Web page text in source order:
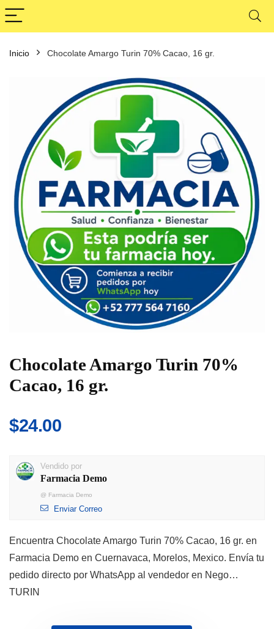
Inicio Chocolate Amargo Turin 70% Cacao, 16 gr.
Chocolate Amargo Turin 70%
Cacao, 16 gr.
$24.00
Vendido por
Farmacia Demo
@ Farmacia Demo
Enviar Correo
Encuentra Chocolate Amargo Turin 70% Cacao, 16 gr. en
Farmacia Demo en Cuernavaca, Morelos, Mexico. Envía tu
pedido directo por WhatsApp al vendedor en Nego…
TURIN